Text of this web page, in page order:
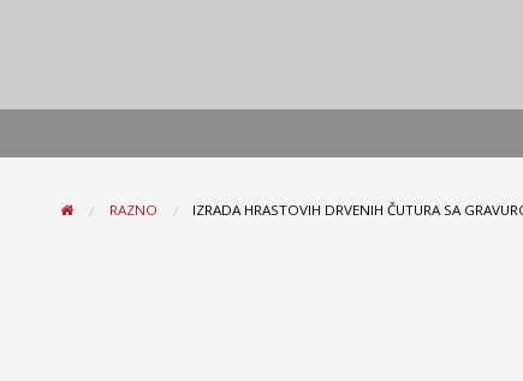
RAZNO IZRADA HRASTOVIH DRVENIH ČUTURA SA